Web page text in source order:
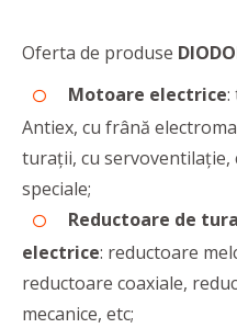
Oferta de produse
Motoare electrice:
Antiex, cu frână
turaţii, cu servoventilaţie,
speciale;
Reductoare de
electrice: reductoare
reductoare coaxiale,
mecanice, etc;